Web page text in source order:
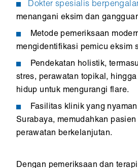
Dokter spesialis
menangani eksim dan
Metode pemeriksaan
mengidentifikasi pemicu eksim
Pendekatan holistik,
stres, perawatan topikal,
hidup untuk mengurangi flare.
Fasilitas klinik yang
Surabaya, memudahkan
perawatan berkelanjutan.
Dengan pemeriksaan dan